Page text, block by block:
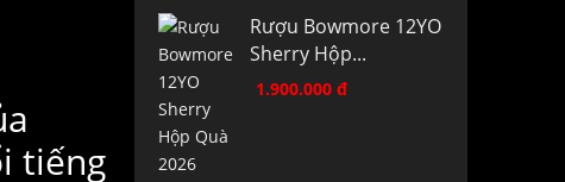
tiếng
Rượu Bowmore 12YO
Sherry Hộp...
1.900.000 đ